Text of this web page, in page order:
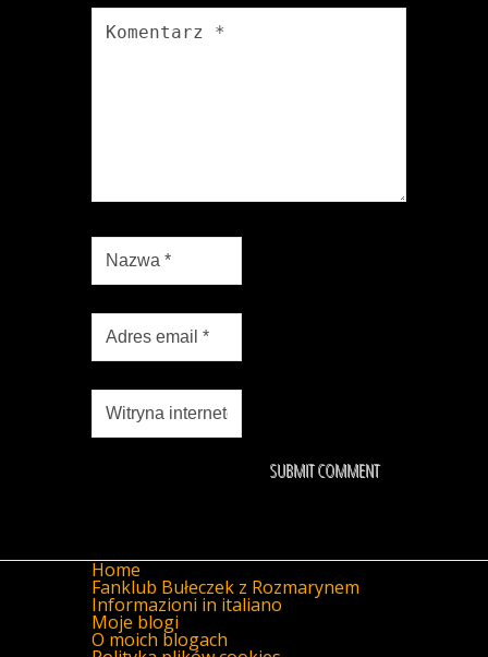
Home
Fanklub Bułeczek z Rozmarynem
Informazioni in italiano
Moje blogi
O moich blogach